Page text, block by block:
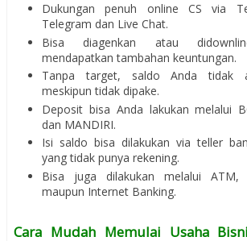
Dukungan penuh online CS via
Telegram dan Live Chat.
Bisa diagenkan atau
mendapatkan tambahan keuntungan.
Tanpa target, saldo Anda tidak
meskipun tidak dipake.
Deposit bisa Anda lakukan melalui
dan MANDIRI.
Isi saldo bisa dilakukan via teller
yang tidak punya rekening.
Bisa juga dilakukan melalui ATM,
maupun Internet Banking.
Cara Mudah Memulai Usaha